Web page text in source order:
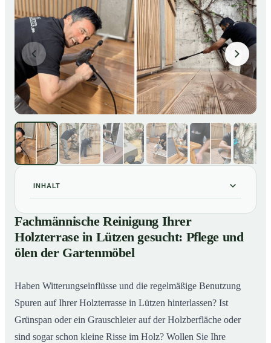
INHALT
01 Fachmännische Reinigung Ihrer Holzterrase in Lützen
gesucht: Pflege und ölen der Gartenmöbel
So reinigen unsere Profis Holzterrassen in Lützen
Fachmännische Reinigung Ihrer
Holzterrase in Lützen gesucht: Pflege und
ölen der Gartenmöbel
Haben Witterungseinflüsse und die regelmäßige Benutzung
Spuren auf Ihrer Holzterrasse in Lützen hinterlassen? Ist
Grünspan oder ein Grauschleier auf der Holzberfläche oder
sind sogar schon kleine Risse im Holz? Wollen Sie Ihre